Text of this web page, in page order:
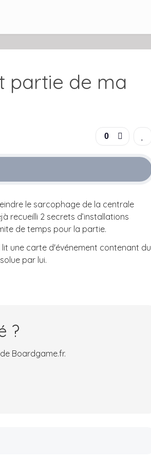
partie de ma
0
le sarcophage de la centrale
recueilli 2 secrets d’installations
de temps pour la partie.
une carte d'événement contenant du
par lui.
?
Boardgame.fr.